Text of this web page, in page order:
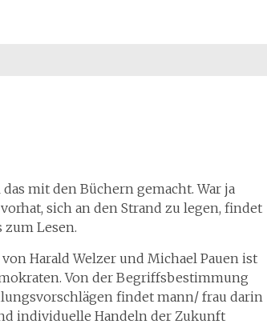
mit den Büchern gemacht. War ja
sich an den Strand zu legen, findet
Lesen.
Harald Welzer und Michael Pauen ist
Von der Begriffsbestimmung
findet mann/ frau darin
individuelle Handeln der Zukunft